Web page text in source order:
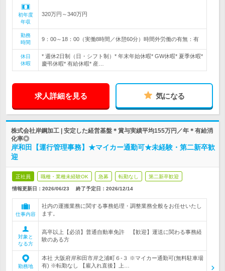
初年度
年収
320万円～340万円
勤務
時間
9：00～18：00（実働8時間／休憩60分）時間外労働の有無：有
休日
休暇
* 週休2日制（日・シフト制）* 年末年始休暇* GW休暇* 夏季休暇*
慶弔休暇* 有給休暇* 産…
求人詳細を見る 気になる
株式会社岸鋼加工 | 安定した経営基盤＊賞与実績平均155万円／年＊有給消
化率◎
岸和田【運行管理事務】★マイカー通勤可★未経験・第二新卒歓
迎
正社員 職種・業種未経験OK 急募 転勤なし 第二新卒歓迎
情報更新日：2026/06/23 終了予定日： 2026/12/14
仕事内容
社内の運搬業務に関する事務処理・調整業務全般をお任せいたし
ます。
対象と
なる方
高卒以上【必須】普通自動車免許 【歓迎】運送に関わる事務経
験のある方
勤務地
本社 大阪府岸和田市岸之浦町６-３ ※マイカー通勤可(無料駐車場
有) ※転勤なし 【雇入れ直後】上…